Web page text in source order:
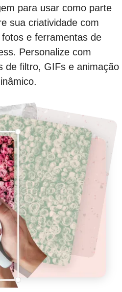
para usar como parte
sua criatividade com
e ferramentas de
Personalize com
de filtro, GIFs e animação